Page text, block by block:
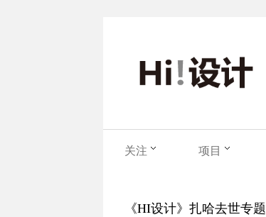
关注 项目
《HI设计》扎哈去世专题